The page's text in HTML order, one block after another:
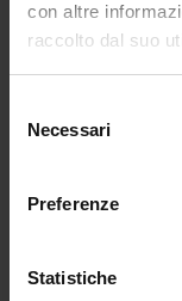
con altre
raccolto dal suo
delNecessari
Preferenze
Statistiche
Covid, per il
campanella
potenziati
Fonte:
articolo di
via con il
primo alle 8, il